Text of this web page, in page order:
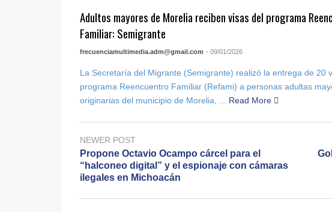
Adultos mayores de Morelia reciben visas del programa
Familiar: Semigrante
frecuenciamultimedia.adm@gmail.com - 09/01/2026
La Secretaría del Migrante (Semigrante) realizó la entrega de 20
programa Reencuentro Familiar (Refami) a personas adultas
originarias del municipio de Morelia, ...
Read More
NEWER POST
Propone Octavio Ocampo cárcel para el
“halconeo digital” y el espionaje con cámaras
ilegales en Michoacán